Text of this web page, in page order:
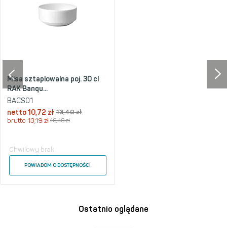
Misa sztaplowalna poj. 30 cl
RAK Banqu...
BACS01
netto10,72 zł 13,40 zł
brutto 13,19 zł 16,48 zł
Chwilowy brak
POWIADOM O DOSTĘPNOŚCI
Ostatnio oglądane